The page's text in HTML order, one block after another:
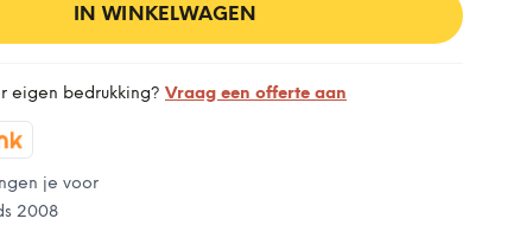
IN WINKELWAGEN
eigen bedrukking? Vraag een offerte aan
je voor
2008